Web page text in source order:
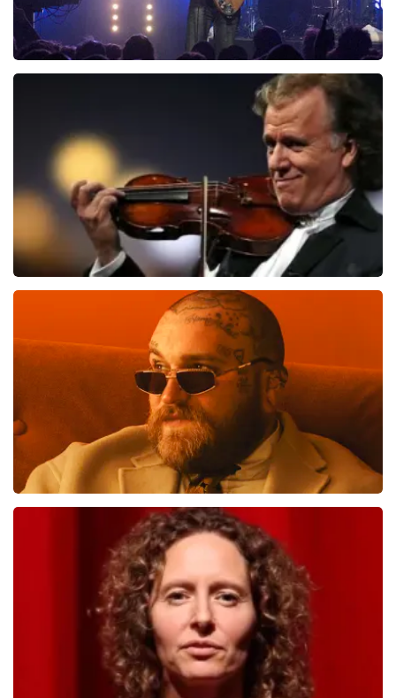
BESTEL NU
laatste 30 minuten
BESTEL NU
Teddy Swims
laatste 30 minuten
BESTEL NU